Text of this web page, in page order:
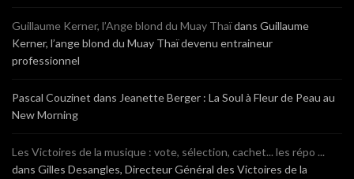
Guillaume Kerner, l’Ange blond du Muay Thaïdans Guillaume
Kerner, l’ange blond du Muay Thaï devenu entraineur
professionnel
Pascal Couzinet dans Jeanette Berger : La Soul à Fleur de Peau au
New Morning
Les Victoires de la musique : vote, sélection, cachet... les répo ...
dans Gilles Desangles, Directeur Général des Victoires de la